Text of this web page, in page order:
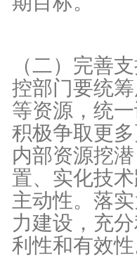
（二）完善
控部门要统
等资源，统
积极争取更
内部资源挖
置、实化技
主动性。落
力建设，充
利性和有效